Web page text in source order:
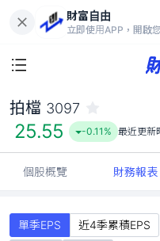
財富自由
立即使用APP，開啟
25.55
拍檔 3097
25.55 -0.11% 最近更新
個股概覽 財務報表
單季EPS 近4季累積EPS